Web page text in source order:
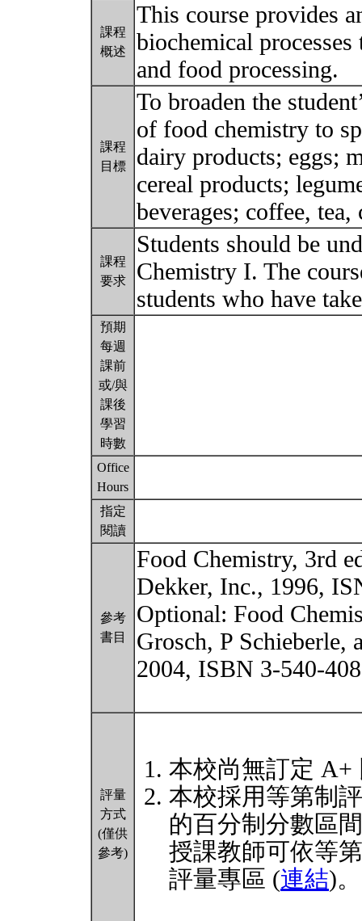
課程
概述
This course provides
biochemical
and food processing.
課程
目標
To broaden the
of food chemistry to
dairy products; eggs;
cereal products;
beverages; coffee,
課程
要求
Students should be
Chemistry I. The
students who have
預期
每週
課前
或/與
課後
學習
時數
Office
Hours
指定
閱讀
參考
書目
Food Chemistry, 3rd
Dekker, Inc., 1996,
Optional: Food
Grosch, P Schieberle,
2004, ISBN 3-540-
評量
方式
(僅供
參考)
本校尚無訂定 A+
本校採用等第制
的百分制分數區
授課教師可依等
評量專區 (連結)。